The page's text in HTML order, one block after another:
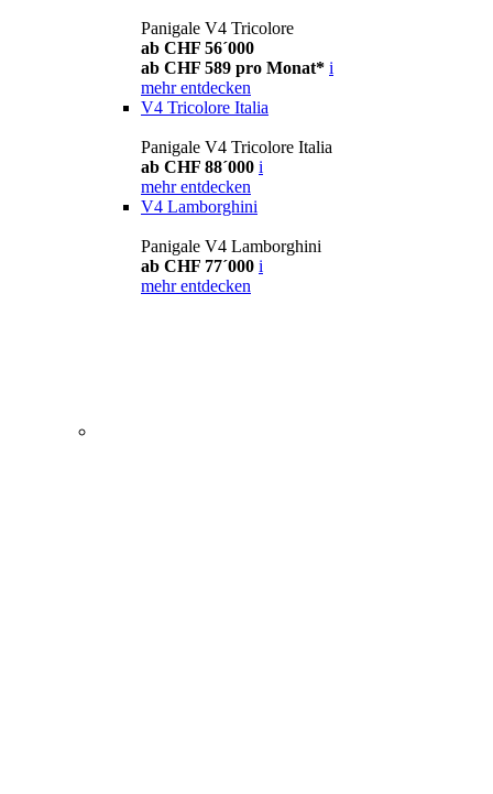
Panigale V4 Tricolore
ab CHF 56´000
ab CHF 589 pro Monat* i
mehr entdecken
V4 Tricolore Italia
Panigale V4 Tricolore Italia
ab CHF 88´000 i
mehr entdecken
V4 Lamborghini
Panigale V4 Lamborghini
ab CHF 77´000 i
mehr entdecken